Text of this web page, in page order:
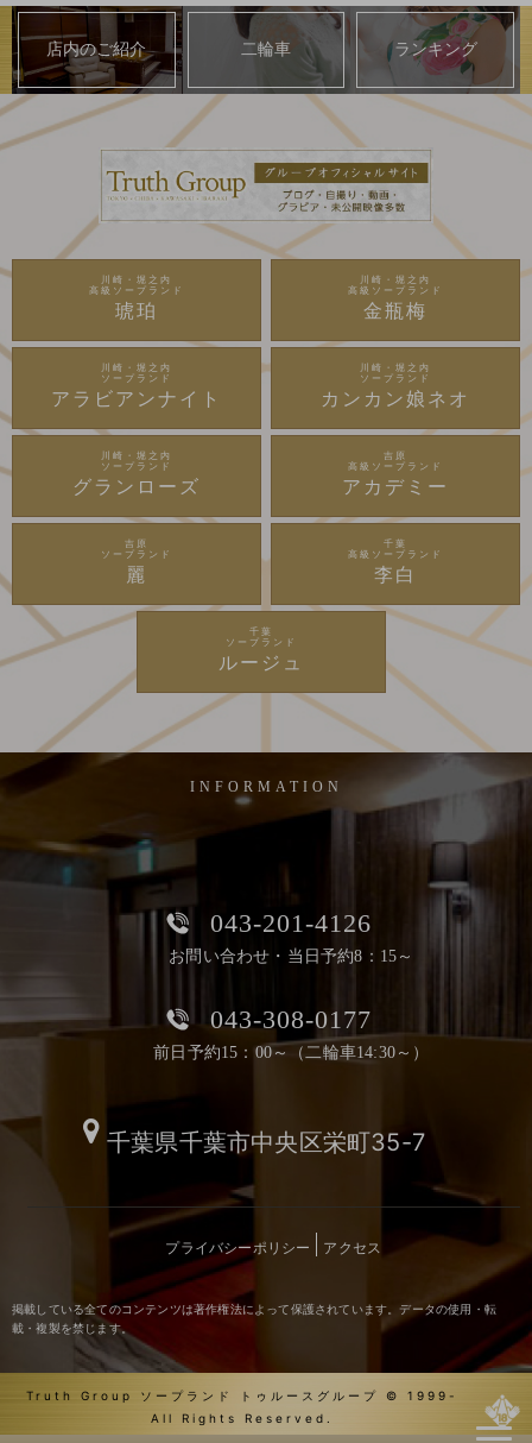
店内のご紹介 二輪車 ランキング
川崎・堀之内
高級ソープランド
琥珀
川崎・堀之内
高級ソープランド
金瓶梅
川崎・堀之内
ソープランド
アラビアンナイト
川崎・堀之内
ソープランド
カンカン娘ネオ
川崎・堀之内
ソープランド
グランローズ
吉原
高級ソープランド
アカデミー
吉原
ソープランド
麗
千葉
高級ソープランド
李白
千葉
ソープランド
ルージュ
INFORMATION
043-201-4126
お問い合わせ・当日予約8：15～
043-308-0177
前日予約15：00～（二輪車14:30～）
千葉県千葉市中央区栄町35-7
プライバシーポリシー アクセス
掲載している全てのコンテンツは著作権法によって保護されています。データの使用・転
載・複製を禁じます。
Truth Group ソープランド トゥルースグループ © 1999-
All Rights Reserved.